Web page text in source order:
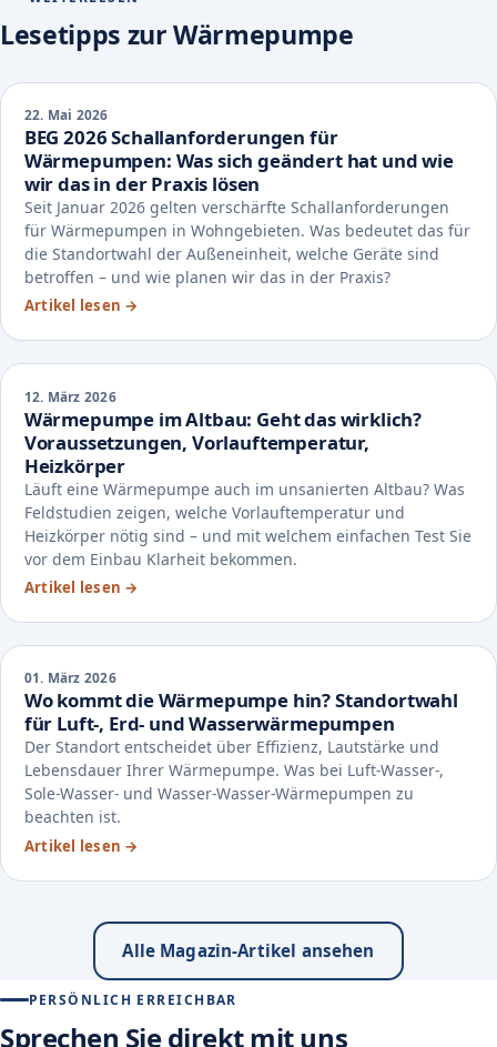
Lesetipps zur Wärmepumpe
22. Mai 2026
BEG 2026 Schallanforderungen für
Wärmepumpen: Was sich geändert hat und wie
wir das in der Praxis lösen
Seit Januar 2026 gelten verschärfte Schallanforderungen
für Wärmepumpen in Wohngebieten. Was bedeutet das für
die Standortwahl der Außeneinheit, welche Geräte sind
betroffen – und wie planen wir das in der Praxis?
Artikel lesen →
12. März 2026
Wärmepumpe im Altbau: Geht das wirklich?
Voraussetzungen, Vorlauftemperatur,
Heizkörper
Läuft eine Wärmepumpe auch im unsanierten Altbau? Was
Feldstudien zeigen, welche Vorlauftemperatur und
Heizkörper nötig sind – und mit welchem einfachen Test Sie
vor dem Einbau Klarheit bekommen.
Artikel lesen →
01. März 2026
Wo kommt die Wärmepumpe hin? Standortwahl
für Luft-, Erd- und Wasserwärmepumpen
Der Standort entscheidet über Effizienz, Lautstärke und
Lebensdauer Ihrer Wärmepumpe. Was bei Luft-Wasser-,
Sole-Wasser- und Wasser-Wasser-Wärmepumpen zu
beachten ist.
Artikel lesen →
Alle Magazin-Artikel ansehen
PERSÖNLICH ERREICHBAR
Sprechen Sie direkt mit uns